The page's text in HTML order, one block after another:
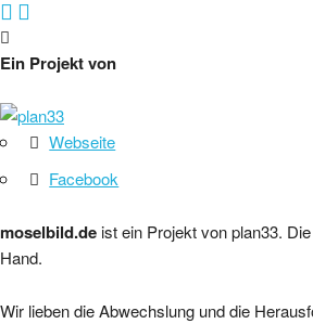
Ein Projekt von
Webseite
Facebook
moselbild.deist ein Projekt von plan33.
Hand.
Wir lieben die Abwechslung und die